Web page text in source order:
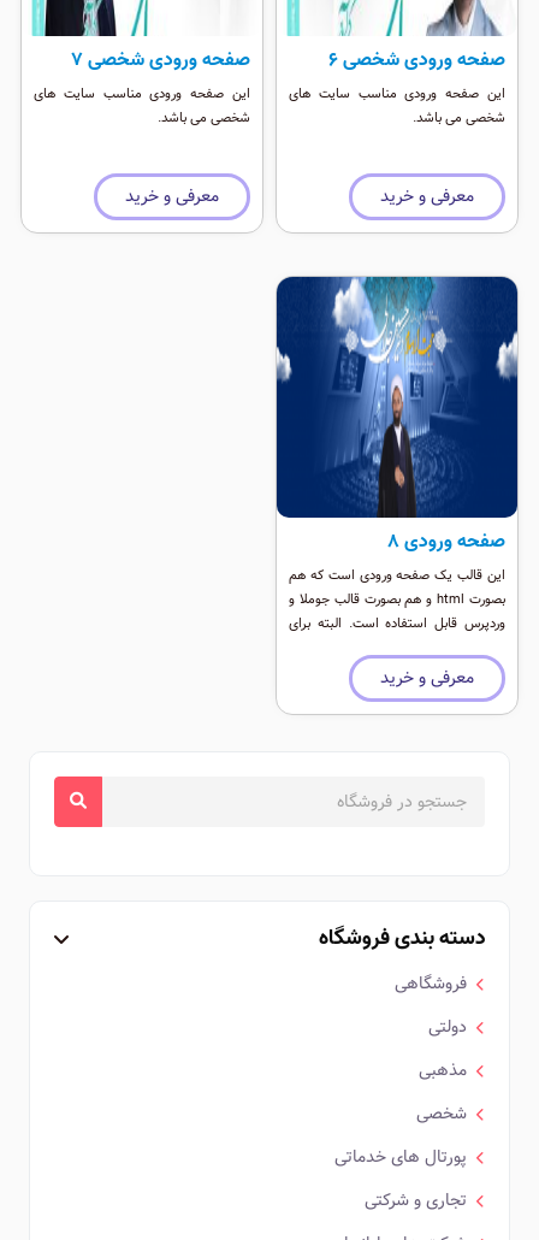
صفحه ورودی شخصی ۶
این صفحه ورودی مناسب سایت های
شخصی می باشد.
معرفی و خرید
صفحه ورودی شخصی ۷
این صفحه ورودی مناسب سایت های
شخصی می باشد.
معرفی و خرید
صفحه ورودی 8
این قالب یک صفحه ورودی است که هم
بصورت html و هم بصورت قالب جوملا و
وردپرس قابل استفاده است. البته برای
شخصی ترکیب شود
معرفی و خرید
دسته بندی فروشگاه
فروشگاهی
دولتی
مذهبی
شخصی
پورتال های خدماتی
تجاری و شرکتی